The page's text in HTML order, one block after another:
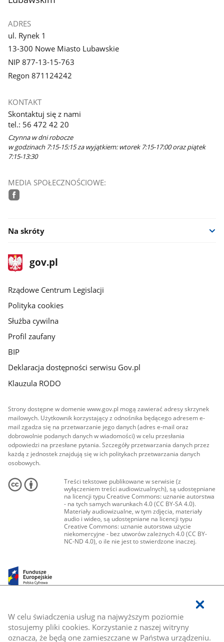
W celu świadczenia usług na najwyższym poziomie
stosujemy pliki cookies. Korzystanie z naszej witryny
oznacza, że będą one zamieszczane w Państwa urządzeniu.
ADRES
ul. Rynek 1
13-300 Nowe Miasto Lubawskie
NIP 877-13-15-763
Regon 871124242
KONTAKT
Skontaktuj się z nami
tel.: 56 472 42 20
Czynna w dni robocze
w godzinach 7:15-15:15 za wyjątkiem: wtorek 7:15-17:00 oraz piątek
7:15-13:30
MEDIA SPOŁECZNOŚCIOWE:
Na skróty
stopka
gov.plStrona
gov.pl
Rządowe Centrum Legislacji
Polityka cookies
Służba cywilna
Profil zaufany
BIP
Deklaracja dostępności serwisu Gov.pl
Klauzula RODO
Strony dostępne w domenie www.gov.pl mogą zawierać adresy skrzynek
mailowych. Użytkownik korzystający z odnośnika będącego adresem e-
mail zgadza się na przetwarzanie jego danych (adres e-mail oraz
dobrowolnie podanych danych w wiadomości) w celu przesłania
odpowiedzi na przesłane pytania. Szczegóły przetwarzania danych przez
każdą z jednostek znajdują się w ich politykach przetwarzania danych
osobowych.
Treści tekstowe publikowane w serwisie (z
wyłączeniem treści audiowizualnych), są udostępniane
na licencji typu Creative Commons: uznanie autorstwa
- na tych samych warunkach 4.0 (CC BY-SA 4.0).
Materiały audiowizualne, w tym zdjęcia, materiały
audio i wideo, są udostępniane na licencji typu
Creative Commons: uznanie autorstwa użycie
niekomercyjne - bez utworów zależnych 4.0 (CC BY-
NC-ND 4.0), o ile nie jest to stwierdzone inaczej.